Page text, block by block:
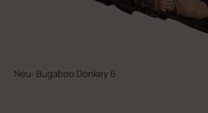
Neu: Bugaboo Donkey 6